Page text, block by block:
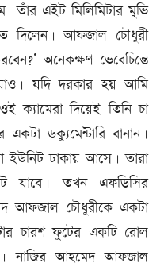
তাঁর এইট মিলিমিটার মুভি
দিলেন। আফজাল চৌধুরী
অনেকক্ষণ ভেবেচিন্তে
যদি দরকার হয় আমি
ক্যামেরা দিয়েই তিনি চা
ডক্যুমেন্টারি বানান।
ঢাকায় আসে। তারা
যাবে। তখন এফডিসির
আফজাল চৌধুরীকে একটা
চারশ ফুটের একটি রোল
নাজির আহমেদ আফজাল